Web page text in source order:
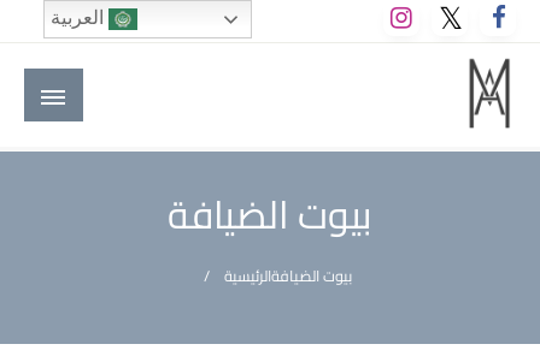
التخطي
إلى
المحتوى
M A hotels | إم ايه هوتيلز
الموقع الأول للعاملين في الفنادق في العالم العربي
بيوت الضيافة
الرئيسيةبيوت الضيافة
العربية